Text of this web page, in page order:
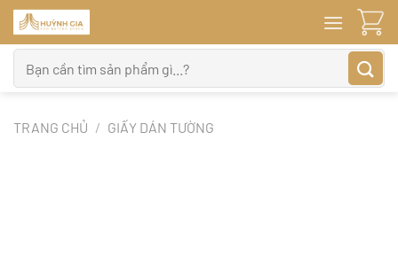
Bỏ
qua
nội
dung
kiếm:
TRANG CHỦ / GIẤY DÁN TƯỜNG